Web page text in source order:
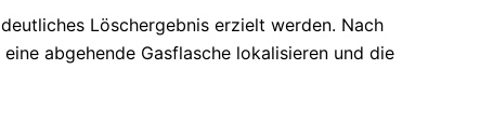
Löschergebnis erzielt werden. Nach
abgehende Gasflasche lokalisieren und die